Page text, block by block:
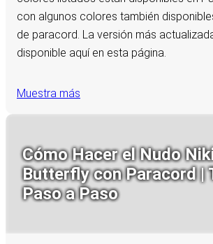
con algunos colores también
de paracord. La versión más
disponible aquí en esta página.
Muestra más
Cómo Hacer el Nudo
Butterfly con Paracord |
Paso a Paso